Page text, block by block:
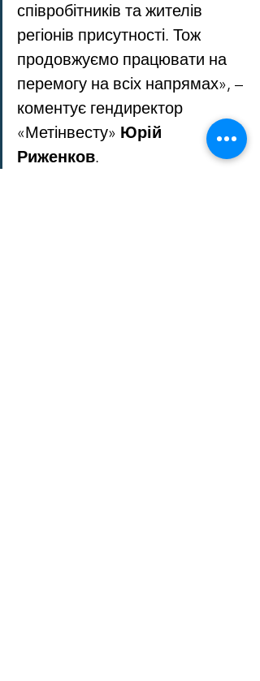
співробітників та жителів
регіонів присутності. Тож
продовжуємо працювати на
перемогу на всіх напрямах», –
коментує гендиректор
«Метінвесту» Юрій
Риженков.